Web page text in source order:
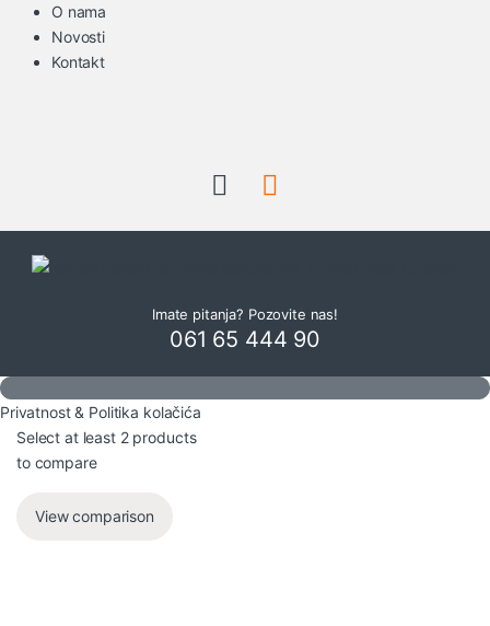
O nama
Novosti
Kontakt
Imate pitanja? Pozovite nas!
061 65 444 90
Privatnost & Politika kolačića
Select at least 2 products
to compare
View comparison